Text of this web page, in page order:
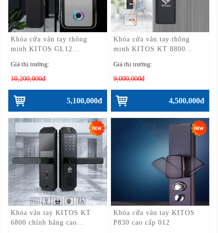
Khóa cửa vân tay thông
minh KITOS GL12...
Giá thị trường:
10,200,000đ
5,100,000đ
Khóa cửa vân tay thông
minh KITOS KT 8800...
Giá thị trường:
9,000,000đ
4,500,000đ
Khóa vân tay KITOS KT
6800 chính hãng cao...
Khóa cửa vân tay KITOS
P830 cao cấp 012